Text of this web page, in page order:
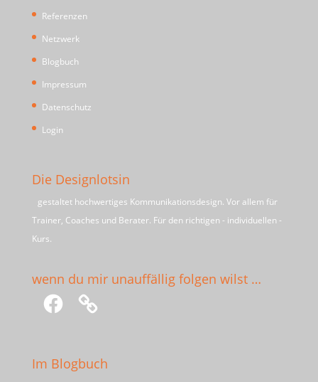
Referenzen
Netzwerk
Blogbuch
Impressum
Datenschutz
Login
Die Designlotsin
gestaltet hochwertiges Kommunikationsdesign. Vor allem für
Trainer, Coaches und Berater. Für den richtigen - individuellen -
Kurs.
wenn du mir unauffällig folgen wilst …
Facebook
Im Blogbuch